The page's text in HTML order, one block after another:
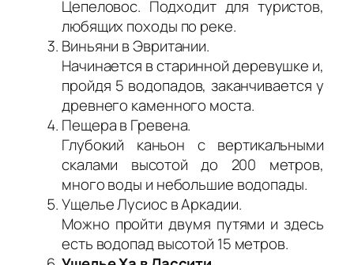
Цепеловос. Подходит для туристов,
любящих походы по реке.
Виньяни в Эвритании.
Начинается в старинной деревушке и,
пройдя 5 водопадов, заканчивается у
древнего каменного моста.
Пещера в Гревена.
Глубокий каньон с вертикальными
скалами высотой до 200 метров,
много воды и небольшие водопады.
Ущелье Лусиос в Аркадии.
Можно пройти двумя путями и здесь
есть водопад высотой 15 метров.